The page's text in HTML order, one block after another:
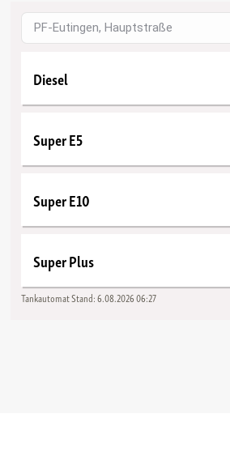
Diesel
Super E5
Super E10
Super Plus
TankautomatStand:6.08.2026 06:27